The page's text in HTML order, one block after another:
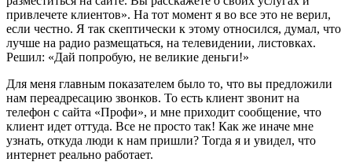
привлечете клиентов». На тот момент я во все это не верил,
если честно. Я так скептически к этому относился, думал, что
лучше на радио размещаться, на телевидении, листовках.
Решил: «Дай попробую, не великие деньги!»
Для меня главным показателем было то, что вы предложили
нам переадресацию звонков. То есть клиент звонит на
телефон с сайта «Профи», и мне приходит сообщение, что
клиент идет оттуда. Все не просто так! Как же иначе мне
узнать, откуда люди к нам пришли? Тогда я и увидел, что
интернет реально работает.